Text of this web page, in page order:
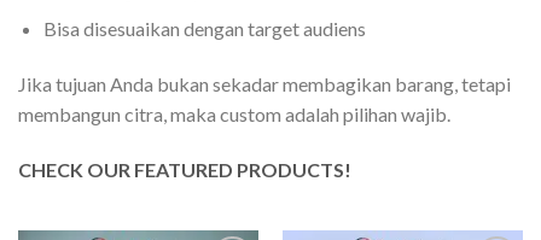
Bisa disesuaikan dengan target audiens
Jika tujuan Anda bukan sekadar membagikan barang, tetapi
membangun citra, maka custom adalah pilihan wajib.
CHECK OUR FEATURED PRODUCTS!